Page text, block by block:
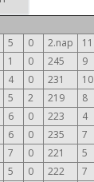
5 0 2.nap 11
1 0 245 9
4 0 231 10
5 2 219 8
6 0 223 4
6 0 235 7
7 0 221 5
5 0 222 7